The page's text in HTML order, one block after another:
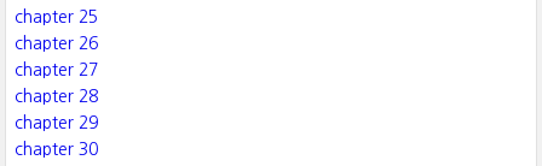
chapter 25
chapter 26
chapter 27
chapter 28
chapter 29
chapter 30